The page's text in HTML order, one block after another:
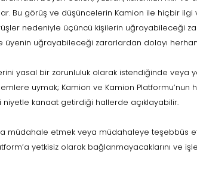
Bu görüş ve düşüncelerin Kamion ile hiçbir ilgi
nedeniyle üçüncü kişilerin uğrayabileceği
uğrayabileceği zararlardan dolayı
yasal bir zorunluluk olarak istendiğinde
uymak; Kamion ve Kamion Platformu’nun
kanaat getirdiği hallerde açıklayabilir.
müdahale etmek veya müdahaleye teşebbüs
yetkisiz olarak bağlanmayacaklarını ve